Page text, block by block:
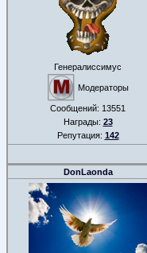
Генералиссимус
Модераторы
Сообщений: 13551
Награды: 23
Репутация: 142
DonLaonda